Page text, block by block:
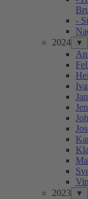
-
2024
▼
2023
▼